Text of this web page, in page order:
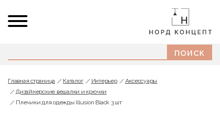
Главная страница Каталог Интерьер
Аксессуары
Дизайнерские вешалки и крючки
Плечики для одежды Illusion Black 3 шт